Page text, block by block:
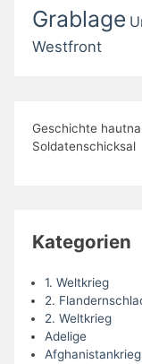
Grablage
Westfront
Geschichte
Soldatenschicksal
Kategorien
1. Weltkrieg
2.
2. Weltkrieg
Adelige
Afghanistankrieg